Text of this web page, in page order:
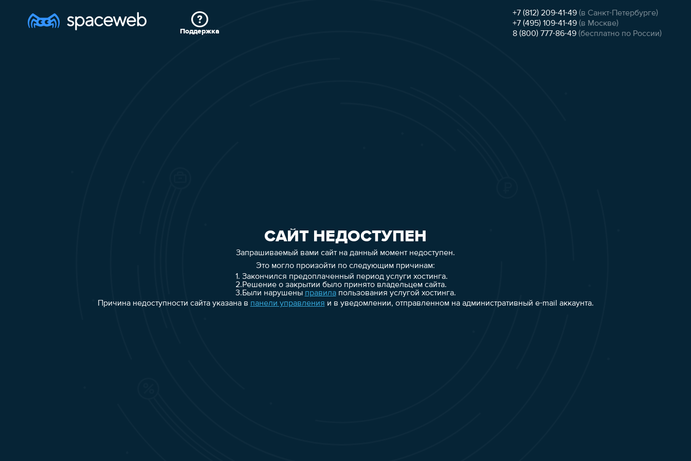
Поддержка
+7 (812) 209-41-49 (в Санкт-Петербурге)
+7 (495) 109-41-49 (в Москве)
8 (800) 777-86-49 (бесплатно по России)
САЙТ НЕДОСТУПЕН
Запрашиваемый вами сайт на данный момент недоступен.
Это могло произойти по следующим причинам:
1. Закончился предоплаченный период услуги хостинга.
2.Решение о закрытии было принято владельцем сайта.
3.Были нарушены правилапользования услугой хостинга.
Причина недоступности сайта указана в панели управления и в уведомлении, отправленном на административный e-mail аккаунта.